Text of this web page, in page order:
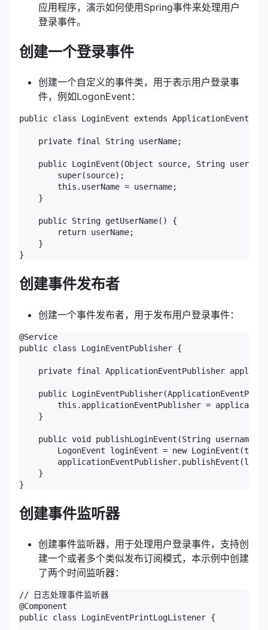
应用程序，演示如何使用Spring事件来处理用户
登录事件。
创建一个登录事件
创建一个自定义的事件类，用于表示用户登录事
件，例如LogonEvent：
public class LoginEvent extends ApplicationEvent {
    private final String userName;
public LoginEvent(Object source, String
        super(source);
        this.userName = username;
    }
    public String getUserName() {
        return userName;
    }
创建事件发布者
创建一个事件发布者，用于发布用户登录事件：
@Service
public class LoginEventPublisher {
private final ApplicationEventPublisher
public
this.applicationEventPublisher =
    }
    public void publishLoginEvent(String username) {
LogonEvent loginEvent = new
    }
创建事件监听器
创建事件监听器，用于处理用户登录事件，支持创
建一个或者多个类似发布订阅模式，本示例中创建
了两个时间监听器：
// 日志处理事件监听器
@Component
public class LoginEventPrintLogListener {